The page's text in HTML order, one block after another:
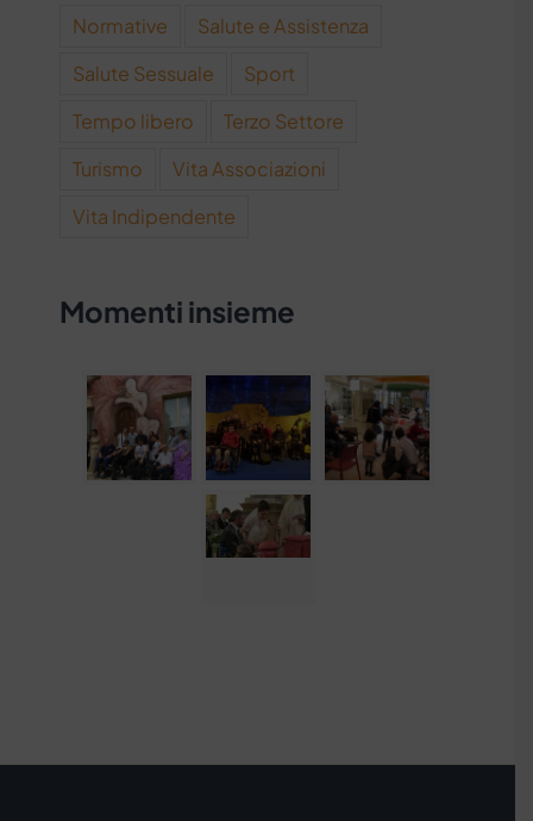
Normative
Salute e Assistenza
Salute Sessuale
Sport
Tempo libero
Terzo Settore
Turismo
Vita Associazioni
Vita Indipendente
Momenti insieme